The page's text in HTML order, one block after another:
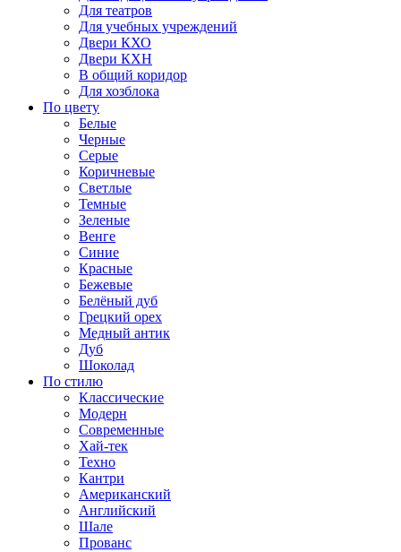
Для театров
Для учебных учреждений
Двери КХО
Двери КХН
В общий коридор
Для хозблока
По цвету
Белые
Черные
Серые
Коричневые
Светлые
Темные
Зеленые
Венге
Синие
Красные
Бежевые
Белёный дуб
Грецкий орех
Медный антик
Дуб
Шоколад
По стилю
Классические
Модерн
Современные
Хай-тек
Техно
Кантри
Американский
Английский
Шале
Прованс